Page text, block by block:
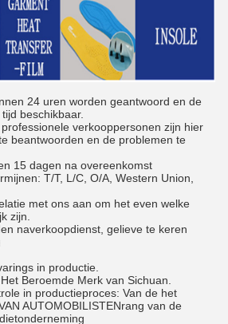
24 uren worden geantwoord en de
beschikbaar.
verkooppersonen zijn hier
beantwoorden en de problemen te
15 dagen na overeenkomst
T/T, L/C, O/A, Western Union,
met ons aan om het even welke
zijn.
naverkoopdienst, gelieve te keren
in productie.
Beroemde Merk van Sichuan.
in productieproces: Van de het
AUTOMOBILISTENrang van de